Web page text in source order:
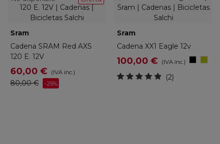
Sram
Cadena SRAM Red AXS
120 E. 12V
60,00 € (IVA inc.)
80,00 € -25%
Sram
Cadena XX1 Eagle 12v
100,00 € (IVA inc.) Negro
(2)